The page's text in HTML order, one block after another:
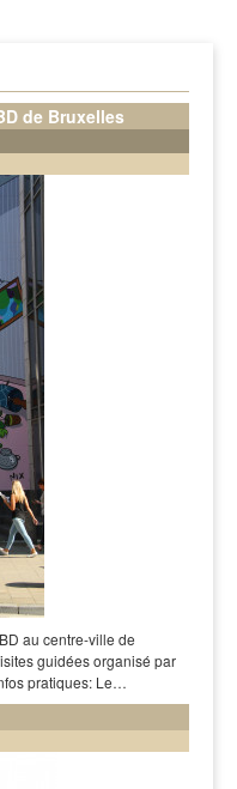
de Bruxelles
au centre-ville de
guidées organisé par
pratiques: Le…